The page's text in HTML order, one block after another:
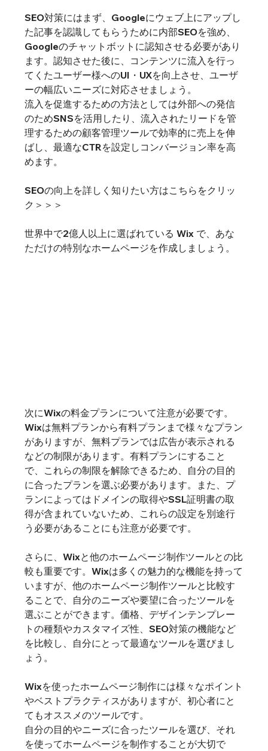
SEO対策にはまず、Googleにウェブ上にアップし
た記事を認識してもらうために内部SEOを強め、
Googleのチャットボットに認知させる必要があり
ます。認知させた後に、コンテンツに流入を行っ
てくたユーザー様へのUI・UXを向上させ、ユーザ
ーの幅広いニーズに対応させましょう。
流入を促進するための方法としては外部への発信
のためSNSを活用したり、流入されたリードを管
理するための顧客管理ツールで効率的に売上を伸
ばし、最適なCTRを設定しコンバージョン率を高
めます。
SEOの向上を詳しく知りたい方はこちらをクリッ
ク＞＞＞
世界中で2億人以上に選ばれている Wix で、あな
ただけの特別なホームページを作成しましょう。
次にWixの料金プランについて注意が必要です。
Wixは無料プランから有料プランまで様々なプラン
がありますが、無料プランでは広告が表示される
などの制限があります。有料プランにすること
で、これらの制限を解除できるため、自分の目的
に合ったプランを選ぶ必要があります。また、プ
ランによってはドメインの取得やSSL証明書の取
得が含まれていないため、これらの設定を別途行
う必要があることにも注意が必要です。
さらに、Wixと他のホームページ制作ツールとの比
較も重要です。Wixは多くの魅力的な機能を持って
いますが、他のホームページ制作ツールと比較す
ることで、自分のニーズや要望に合ったツールを
選ぶことができます。価格、デザインテンプレー
トの種類やカスタマイズ性、SEO対策の機能など
を比較し、自分にとって最適なツールを選びまし
ょう。
Wixを使ったホームページ制作には様々なポイント
やベストプラクティスがありますが、初心者にと
てもオススメのツールです。
自分の目的やニーズに合ったツールを選び、それ
を使ってホームページを制作することが大切で